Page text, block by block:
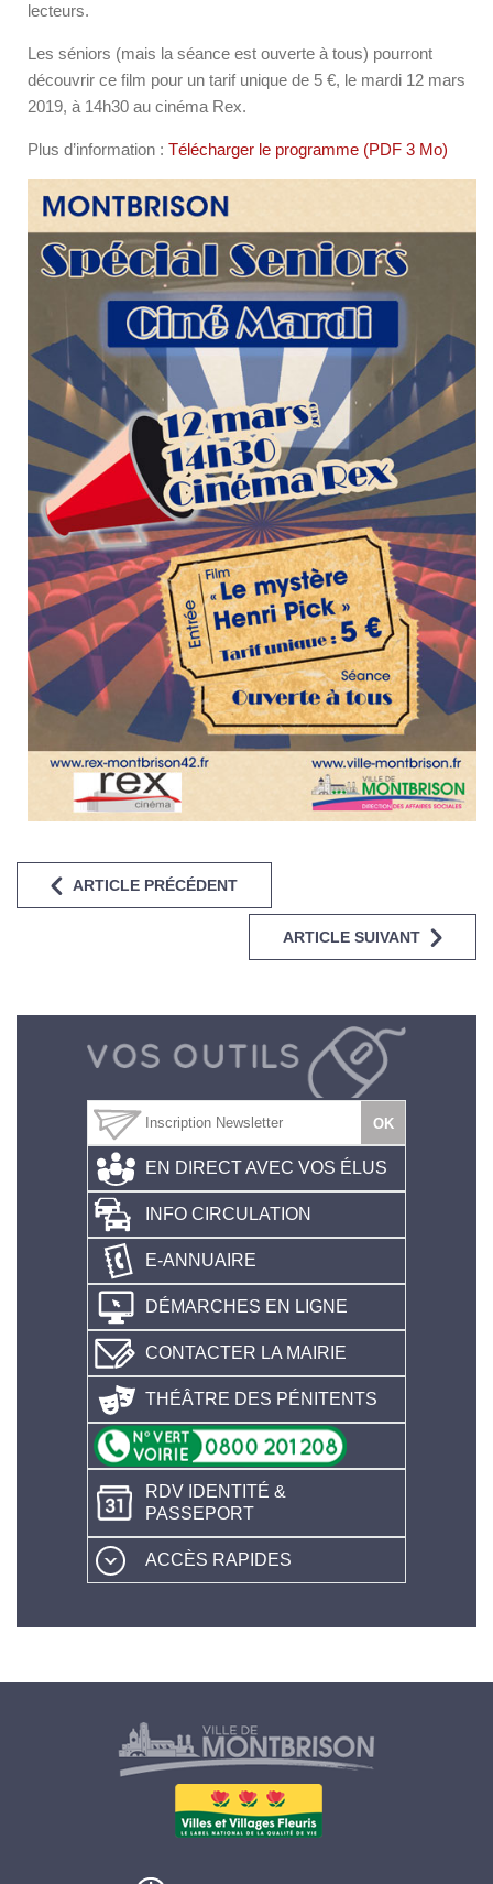
lecteurs.
Les séniors (mais la séance est ouverte à tous) pourront
découvrir ce film pour un tarif unique de 5 €, le mardi 12 mars
2019, à 14h30 au cinéma Rex.
Plus d’information : Télécharger le programme (PDF 3 Mo)
ARTICLE PRÉCÉDENT
ARTICLE SUIVANT
EN DIRECT AVEC VOS ÉLUS
INFO CIRCULATION
E-ANNUAIRE
DÉMARCHES EN LIGNE
CONTACTER LA MAIRIE
THÉÂTRE DES PÉNITENTS
RDV IDENTITÉ &
PASSEPORT
ACCÈS RAPIDES